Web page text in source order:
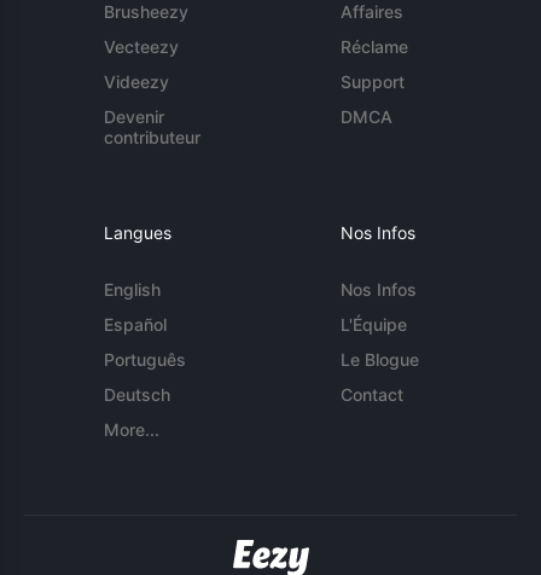
Brusheezy
Vecteezy
Videezy
Devenir
contributeur
Affaires
Réclame
Support
DMCA
Langues
English
Español
Português
Deutsch
More...
Nos Infos
Nos Infos
L'Équipe
Le Blogue
Contact